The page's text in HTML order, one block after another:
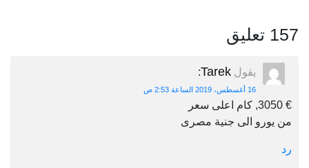
157 تعليق
يقول Tarek
:
16 أغسطس، 2019 الساعة 2:53 ص
€ 3050, كام اعلى سعر
من يورو الى جنية مصرى
رد